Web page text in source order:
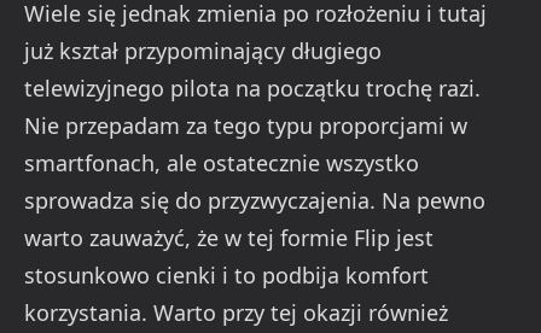
Wiele się jednak zmienia po rozłożeniu i tutaj
już kształ przypominający długiego
telewizyjnego pilota na początku trochę razi.
Nie przepadam za tego typu proporcjami w
smartfonach, ale ostatecznie wszystko
sprowadza się do przyzwyczajenia. Na pewno
warto zauważyć, że w tej formie Flip jest
stosunkowo cienki i to podbija komfort
korzystania. Warto przy tej okazji również